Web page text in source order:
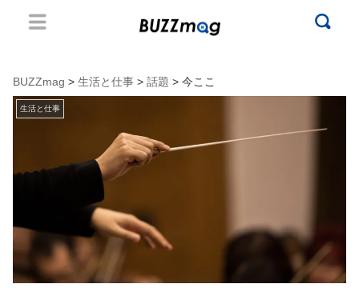
BUZZmag > 生活と仕事 > 話題 > 今ここ
生活と仕事